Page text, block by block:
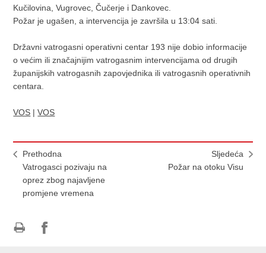
Kučilovina, Vugrovec, Čučerje i Dankovec.
Požar je ugašen, a intervencija je završila u 13:04 sati.
Državni vatrogasni operativni centar 193 nije dobio informacije
o većim ili značajnijim vatrogasnim intervencijama od drugih
županijskih vatrogasnih zapovjednika ili vatrogasnih operativnih
centara.
VOS |VOS
Prethodna
Vatrogasci pozivaju na
oprez zbog najavljene
promjene vremena
Sljedeća
Požar na otoku Visu